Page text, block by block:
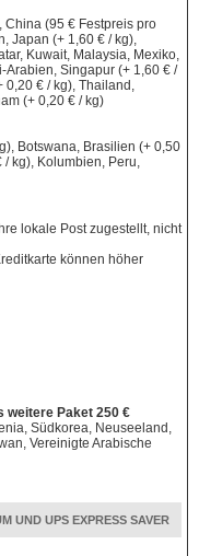
China (95 € Festpreis pro
Japan (+ 1,60 € / kg),
Kuwait, Malaysia, Mexiko,
Singapur (+ 1,60 € /
0,20 € / kg), Thailand,
(+ 0,20 € / kg)
Botswana, Brasilien (+ 0,50
kg), Kolumbien, Peru,
lokale Post zugestellt, nicht
können höher
weitere Paket 250 €
Südkorea, Neuseeland,
Vereinigte Arabische
UND UPS EXPRESS SAVER